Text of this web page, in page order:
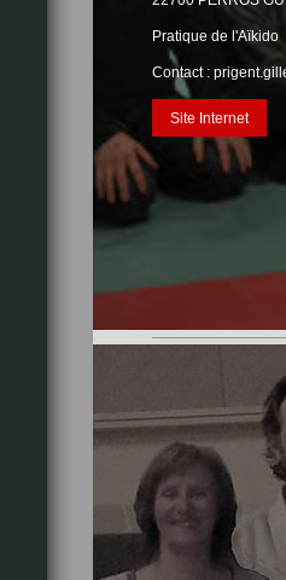
Pratique de l'Aïkido
Contact :
Site Internet